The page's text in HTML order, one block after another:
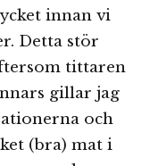
innan vi
Detta stör
tittaren
gillar jag
och
(bra) mat i